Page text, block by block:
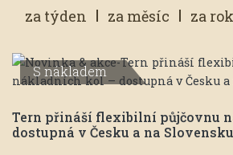
za týden za měsíc za rok
S nákladem
Tern přináší flexibilní půjčovnu
dostupná v Česku a na Slovensku